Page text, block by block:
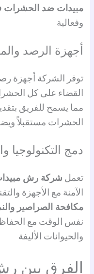
مبيدات ضد الحشرات
وفعالية
أجهزة الرصد
توفر الشركة أجهزة
القضاء على كل
مما يسمح للفريق
الحشرات مستقبلاً
دمج التكنولوجيا
تعمل شركة رش
الآمنة مع الأجهزة
مكافحة الصراصير
نفس الوقت مع
والحيوانات الأليفة
الفرق بين